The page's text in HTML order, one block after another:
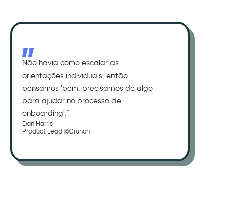
Não havia como escalar as
orientações individuais, então
pensamos 'bem, precisamos de algo
para ajudar no processo de
onboarding'.”
Dan Harris
Product Lead @Crunch